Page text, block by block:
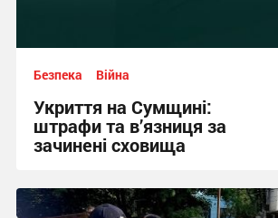
Безпека Війна
Укриття на Сумщині:
штрафи та в’язниця за
зачинені сховища
12:03, 13.07.2026